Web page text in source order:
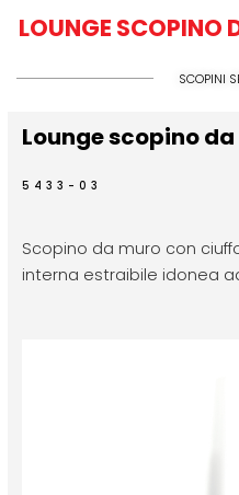
LOUNGE SCOPINO
SCOPINI
Lounge scopino
5433-03
Scopino da muro con
interna estraibile idonea